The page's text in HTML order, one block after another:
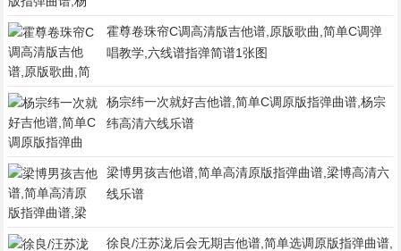
霍尊卷珠帘C调高清版吉他谱,原版歌曲,简单C调弹
唱教学,六线谱指弹简谱1张图
杨宗纬一次就好吉他谱,简单C调原版指弹曲谱,杨宗
纬高清六线乐谱
梁博男孩吉他谱,简单高清原版指弹曲谱,梁博高清六
线乐谱
徐良/汪苏泷后会无期吉他谱,简单选调原版指弹曲谱,